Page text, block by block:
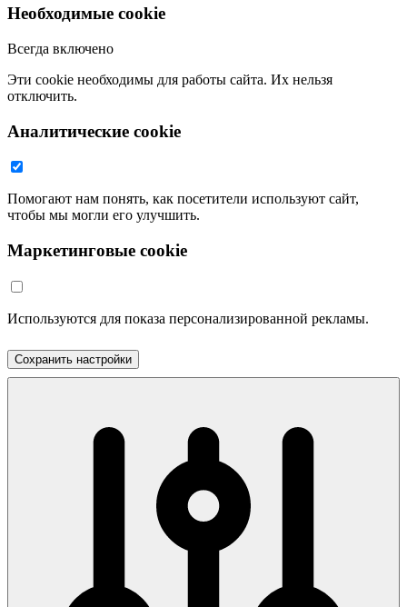
Необходимые cookie
Всегда включено
Эти cookie необходимы для работы сайта. Их нельзя
отключить.
Аналитические cookie
Помогают нам понять, как посетители используют сайт,
чтобы мы могли его улучшить.
Маркетинговые cookie
Используются для показа персонализированной рекламы.
Сохранить настройки